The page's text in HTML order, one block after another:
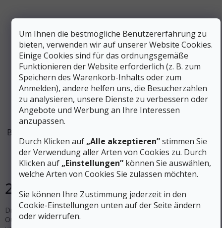
Um Ihnen die bestmögliche Benutzererfahrung zu
bieten, verwenden wir auf unserer Website Cookies.
Einige Cookies sind für das ordnungsgemäße
Funktionieren der Website erforderlich (z. B. zum
Speichern des Warenkorb-Inhalts oder zum
Anmelden), andere helfen uns, die Besucherzahlen
zu analysieren, unsere Dienste zu verbessern oder
Angebote und Werbung an Ihre Interessen
anzupassen.
Durch Klicken auf „Alle akzeptieren”stimmen Sie
der Verwendung aller Arten von Cookies zu. Durch
Klicken auf „Einstellungen” können Sie auswählen,
welche Arten von Cookies Sie zulassen möchten.
Sie können Ihre Zustimmung jederzeit in den
Cookie-Einstellungen unten auf der Seite ändern
oder widerrufen.
BRIDGEDALE Damen Trekkingsocken HIKE MIDWEIGHT
MERINO PERFORMANCE ANKLE dunkelviolett
Auf Lager
24 €
Die Hike Midweight Performance Ankle Socks wurden für
Outdoor-Enthusiasten entwickelt, die Wanderschuhe den Stiefeln